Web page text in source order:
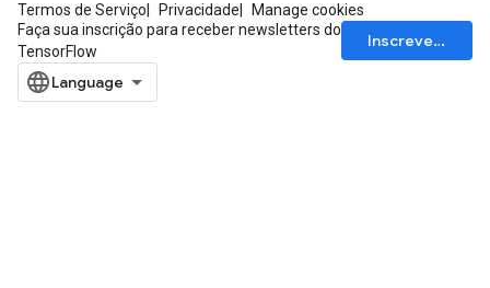
Termos de Serviço Privacidade
Manage cookies
Faça sua inscrição para receber newsletters do
TensorFlow
Inscrever-se